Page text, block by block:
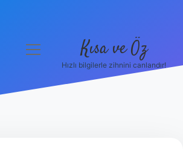
menüyü
Kısa ve Öz
Hızlı bilgilerle zihnini canlandır!